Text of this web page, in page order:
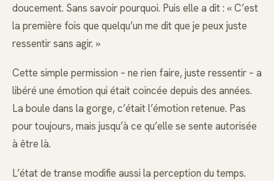
doucement. Sans savoir pourquoi. Puis elle a dit : « C’est
la première fois que quelqu’un me dit que je peux juste
ressentir sans agir. »
Cette simple permission – ne rien faire, juste ressentir – a
libéré une émotion qui était coincée depuis des années.
La boule dans la gorge, c’était l’émotion retenue. Pas
pour toujours, mais jusqu’à ce qu’elle se sente autorisée
à être là.
L’état de transe modifie aussi la perception du temps.